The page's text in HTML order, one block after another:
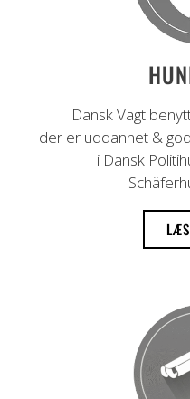
Dansk Vagt
der er uddannet &
i Dansk